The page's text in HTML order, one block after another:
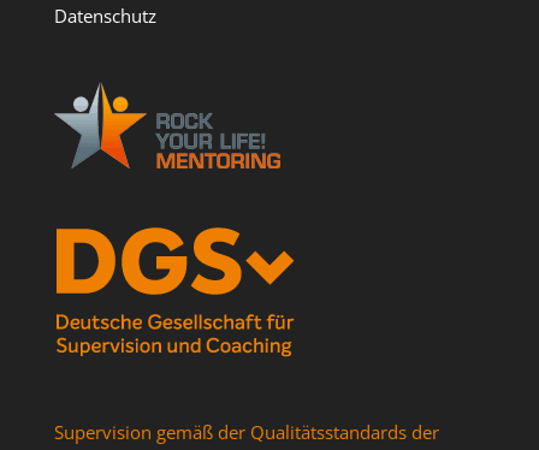
Datenschutz
Supervision gemäß der Qualitätsstandards der